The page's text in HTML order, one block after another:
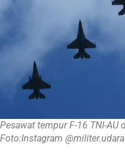
Pesawat tempur F-16 TNI-AU
Foto:Instagram @militer.udara